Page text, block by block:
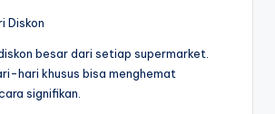
Diskon
besar dari setiap supermarket.
hari khusus bisa menghemat
signifikan.